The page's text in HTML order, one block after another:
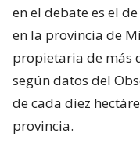
en el debate es el
en la provincia de
propietaria de más
según datos del
de cada diez
provincia.